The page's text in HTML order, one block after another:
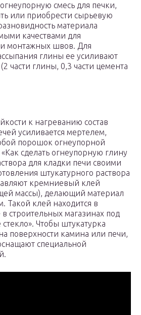
смесь для печки,
или приобрести сырьевую
материала
качествами для
монтажных швов. Для
глины ее усиливают
части глины, 0,3 части цемента
к нагреванию состав
усиливается мертелем,
порошок огнеупорной
сделать огнеупорную глину
для кладки печи своими
штукатурного раствора
кремниевый клей
массы), делающий материал
Такой клей находится в
строительных магазинах под
Чтобы штукатурка
поверхности камина или печи,
специальной